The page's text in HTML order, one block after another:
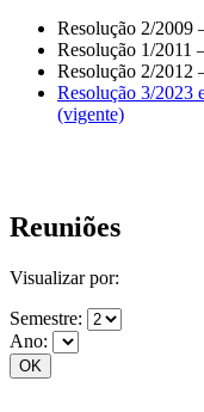
Resolução 2/2009
Resolução 1/2011
Resolução 2/2012
Resolução 3/2023
(vigente)
Reuniões
Visualizar por:
Semestre:
Ano: